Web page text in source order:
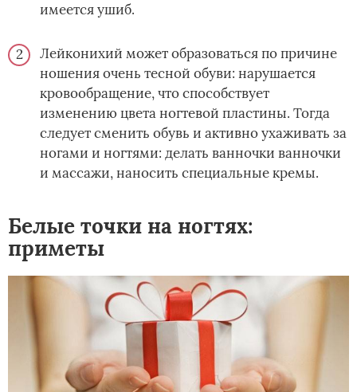
имеется ушиб.
Лейконихий может образоваться по причине
ношения очень тесной обуви: нарушается
кровообращение, что способствует
изменению цвета ногтевой пластины. Тогда
следует сменить обувь и активно ухаживать за
ногами и ногтями: делать ванночки ванночки
и массажи, наносить специальные кремы.
Белые точки на ногтях:
приметы